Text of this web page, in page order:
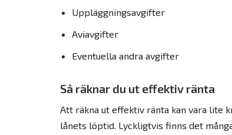
Uppläggningsavgifter
Aviavgifter
Eventuella andra avgifter
Så räknar du ut effektiv ränta
Att räkna ut effektiv ränta kan vara lite
lånets löptid. Lyckligtvis finns det